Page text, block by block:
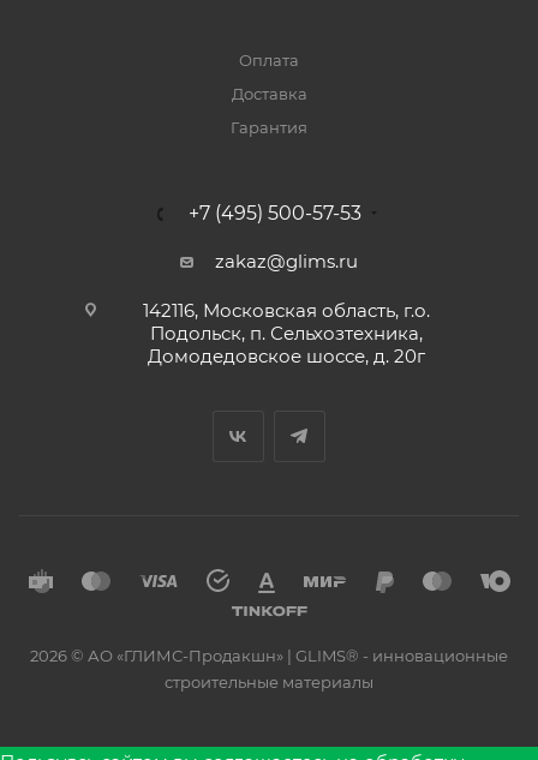
Оплата
Доставка
Гарантия
+7 (495) 500-57-53
zakaz@glims.ru
142116, Московская область, г.о.
Подольск, п. Сельхозтехника,
Домодедовское шоссе, д. 20г
2026 © АО «ГЛИМС-Продакшн» | GLIMS® - инновационные
строительные материалы